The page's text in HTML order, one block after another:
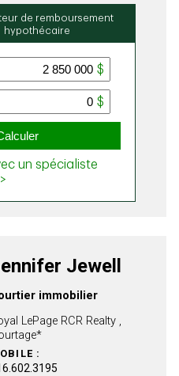
Jewell
immobilier
LePage RCR Realty ,
: